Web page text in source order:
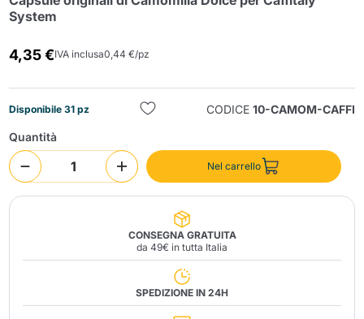
System
4,35 €IVA inclusa0,44 €/pz
Disponibile 31 pz CODICE 10-CAMOM-CAFFI
Quantità
Nel carrello
CONSEGNA GRATUITA
da 49€ in tutta Italia
SPEDIZIONE IN 24H